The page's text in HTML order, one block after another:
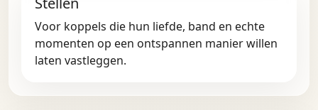
Voor koppels die hun liefde, band en echte
momenten op een ontspannen manier willen
laten vastleggen.